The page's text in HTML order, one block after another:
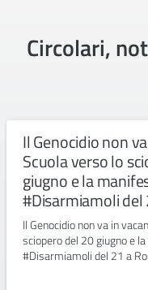
Circolari,
Il Genocidio non
Scuola verso lo
giugno e la
#Disarmiamoli del
Il Genocidio non va in
sciopero del 20 giugno e
#Disarmiamoli del 21 a